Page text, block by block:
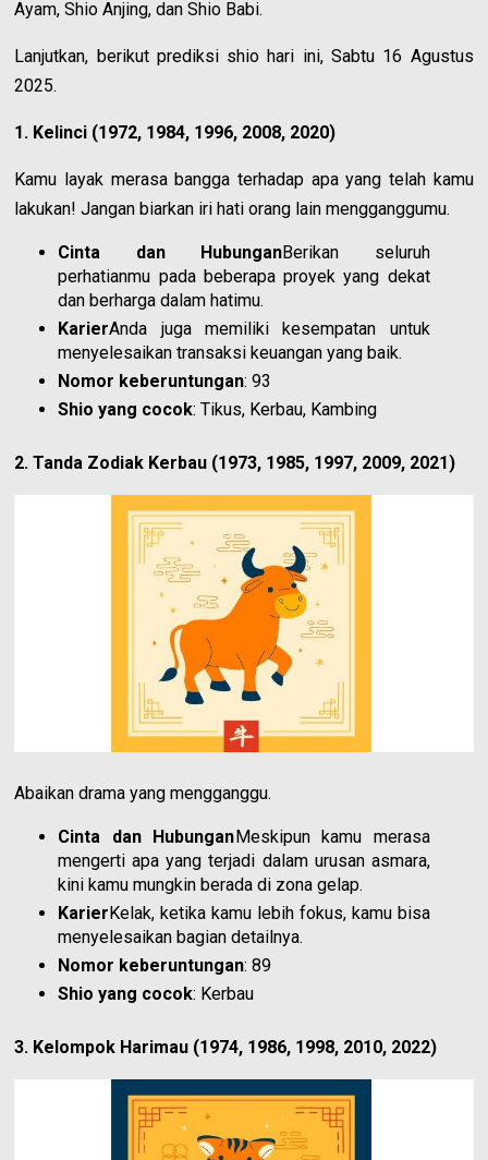
Ayam, Shio Anjing, dan Shio Babi.
Lanjutkan, berikut prediksi shio hari ini, Sabtu 16 Agustus
2025.
1. Kelinci (1972, 1984, 1996, 2008, 2020)
Kamu layak merasa bangga terhadap apa yang telah kamu
lakukan! Jangan biarkan iri hati orang lain mengganggumu.
Cinta dan HubunganBerikan seluruh
perhatianmu pada beberapa proyek yang dekat
dan berharga dalam hatimu.
KarierAnda juga memiliki kesempatan untuk
menyelesaikan transaksi keuangan yang baik.
Nomor keberuntungan: 93
Shio yang cocok: Tikus, Kerbau, Kambing
2. Tanda Zodiak Kerbau (1973, 1985, 1997, 2009, 2021)
Abaikan drama yang mengganggu.
Cinta dan Hubungan Meskipun kamu merasa
mengerti apa yang terjadi dalam urusan asmara,
kini kamu mungkin berada di zona gelap.
Karier Kelak, ketika kamu lebih fokus, kamu bisa
menyelesaikan bagian detailnya.
Nomor keberuntungan: 89
Shio yang cocok: Kerbau
3. Kelompok Harimau (1974, 1986, 1998, 2010, 2022)